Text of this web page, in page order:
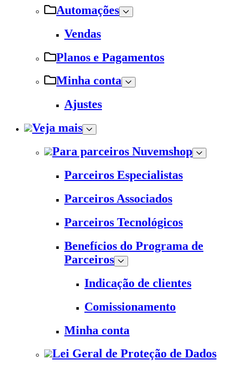
Automações
Vendas
Planos e Pagamentos
Minha conta
Ajustes
Veja mais
Para parceiros Nuvemshop
Parceiros Especialistas
Parceiros Associados
Parceiros Tecnológicos
Benefícios do Programa de
Parceiros
Indicação de clientes
Comissionamento
Minha conta
Lei Geral de Proteção de Dados